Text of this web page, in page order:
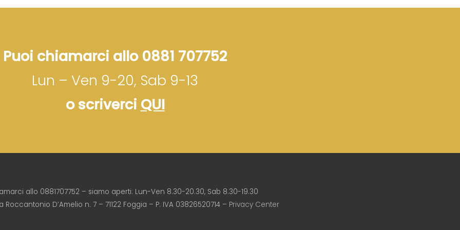
Puoi chiamarci allo 0881 707752
Lun – Ven 9-20, Sab 9-13
o scriverci QUI
allo 0881707752 – siamo aperti: Lun-Ven 8.30-20.30, Sab 8.30-19.30
Roccantonio D’Amelio n. 7 – 71122 Foggia – P. IVA 03826520714 – Privacy Center